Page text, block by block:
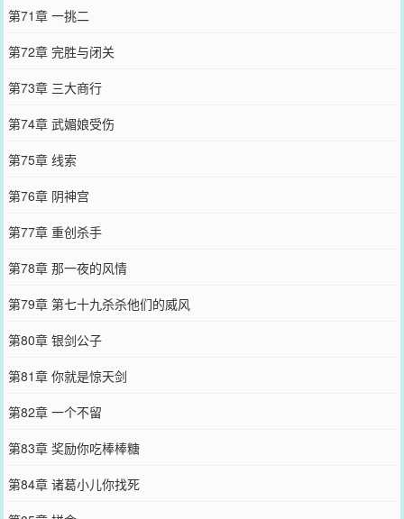
第71章 一挑二
第72章 完胜与闭关
第73章 三大商行
第74章 武媚娘受伤
第75章 线索
第76章 阴神宫
第77章 重创杀手
第78章 那一夜的风情
第79章 第七十九杀杀他们的威风
第80章 银剑公子
第81章 你就是惊天剑
第82章 一个不留
第83章 奖励你吃棒棒糖
第84章 诸葛小儿你找死